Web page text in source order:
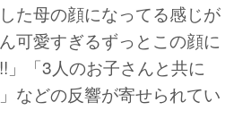
た母の顔になってる感じが
可愛すぎるずっとこの顔に
」「3人のお子さんと共に
などの反響が寄せられてい